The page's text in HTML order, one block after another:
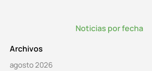
Noticias por fecha
Archivos
agosto 2026